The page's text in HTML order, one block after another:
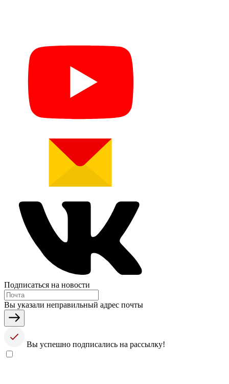
Подписаться на новости
Вы указали неправильный адрес почты
Вы успешно подписались на рассылку!